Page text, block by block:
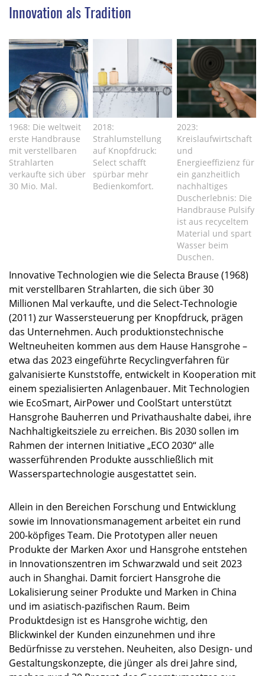
Innovation als Tradition
1968: Die weltweit
erste Handbrause
mit verstellbaren
Strahlarten
verkaufte sich über
30 Mio. Mal.
2018:
Strahlumstellung
auf Knopfdruck:
Select schafft
spürbar mehr
Bedienkomfort.
2023:
Kreislaufwirtschaft
und
Energieeffizienz für
ein ganzheitlich
nachhaltiges
Duscherlebnis: Die
Handbrause Pulsify
ist aus recyceltem
Material und spart
Wasser beim
Duschen.
Innovative Technologien wie die Selecta Brause (1968)
mit verstellbaren Strahlarten, die sich über 30
Millionen Mal verkaufte, und die Select-Technologie
(2011) zur Wassersteuerung per Knopfdruck, prägen
das Unternehmen. Auch produktionstechnische
Weltneuheiten kommen aus dem Hause Hansgrohe –
etwa das 2023 eingeführte Recyclingverfahren für
galvanisierte Kunststoffe, entwickelt in Kooperation mit
einem spezialisierten Anlagenbauer. Mit Technologien
wie EcoSmart, AirPower und CoolStart unterstützt
Hansgrohe Bauherren und Privathaushalte dabei, ihre
Nachhaltigkeitsziele zu erreichen. Bis 2030 sollen im
Rahmen der internen Initiative „ECO 2030“ alle
wasserführenden Produkte ausschließlich mit
Wasserspartechnologie ausgestattet sein.
Allein in den Bereichen Forschung und Entwicklung
sowie im Innovationsmanagement arbeitet ein rund
200-köpfiges Team. Die Prototypen aller neuen
Produkte der Marken Axor und Hansgrohe entstehen
in Innovationszentren im Schwarzwald und seit 2023
auch in Shanghai. Damit forciert Hansgrohe die
Lokalisierung seiner Produkte und Marken in China
und im asiatisch-pazifischen Raum. Beim
Produktdesign ist es Hansgrohe wichtig, den
Blickwinkel der Kunden einzunehmen und ihre
Bedürfnisse zu verstehen. Neuheiten, also Design- und
Gestaltungskonzepte, die jünger als drei Jahre sind,